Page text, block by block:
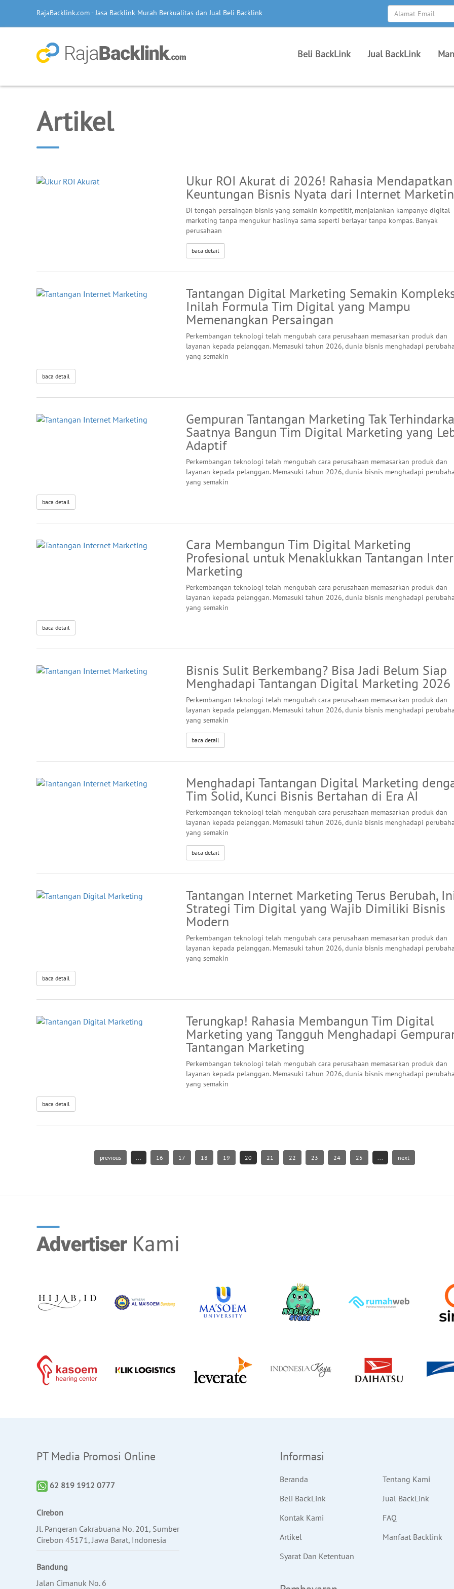
RajaBacklink.com - Jasa Backlink Murah Berkualitas dan Jual Beli Backlink
Beli BackLink Jual BackLink
Artikel
Ukur ROI Akurat di 2026! Rahasia Mendapatkan
Keuntungan Bisnis Nyata dari Internet
Di tengah persaingan bisnis yang semakin kompetitif, menjalankan kampanye digital
marketing tanpa mengukur hasilnya sama seperti berlayar tanpa kompas. Banyak
perusahaan
baca detail
Tantangan Digital Marketing Semakin
Inilah Formula Tim Digital yang Mampu
Memenangkan Persaingan
Perkembangan teknologi telah mengubah cara perusahaan memasarkan produk dan
layanan kepada pelanggan. Memasuki tahun 2026, dunia bisnis menghadapi
yang semakin
baca detail
Gempuran Tantangan Marketing Tak
Saatnya Bangun Tim Digital Marketing yang
Adaptif
Perkembangan teknologi telah mengubah cara perusahaan memasarkan produk dan
layanan kepada pelanggan. Memasuki tahun 2026, dunia bisnis menghadapi
yang semakin
baca detail
Cara Membangun Tim Digital Marketing
Profesional untuk Menaklukkan Tantangan
Marketing
Perkembangan teknologi telah mengubah cara perusahaan memasarkan produk dan
layanan kepada pelanggan. Memasuki tahun 2026, dunia bisnis menghadapi
yang semakin
baca detail
Bisnis Sulit Berkembang? Bisa Jadi Belum Siap
Menghadapi Tantangan Digital Marketing 2026
Perkembangan teknologi telah mengubah cara perusahaan memasarkan produk dan
layanan kepada pelanggan. Memasuki tahun 2026, dunia bisnis menghadapi
yang semakin
baca detail
Menghadapi Tantangan Digital Marketing
Tim Solid, Kunci Bisnis Bertahan di Era AI
Perkembangan teknologi telah mengubah cara perusahaan memasarkan produk dan
layanan kepada pelanggan. Memasuki tahun 2026, dunia bisnis menghadapi
yang semakin
baca detail
Tantangan Internet Marketing Terus Berubah,
Strategi Tim Digital yang Wajib Dimiliki Bisnis
Modern
Perkembangan teknologi telah mengubah cara perusahaan memasarkan produk dan
layanan kepada pelanggan. Memasuki tahun 2026, dunia bisnis menghadapi
yang semakin
baca detail
Terungkap! Rahasia Membangun Tim Digital
Marketing yang Tangguh Menghadapi
Tantangan Marketing
Perkembangan teknologi telah mengubah cara perusahaan memasarkan produk dan
layanan kepada pelanggan. Memasuki tahun 2026, dunia bisnis menghadapi
yang semakin
baca detail
previous ... 16 17 18 19 20 21 22 23 24 25 ... next
PT Media Promosi Online
62 819 1912 0777
Cirebon
Jl. Pangeran Cakrabuana No. 201, Sumber
Cirebon 45171, Jawa Barat, Indonesia
Bandung
Jalan Cimanuk No. 6
Informasi
Beranda
Tentang Kami
Beli BackLink
Jual BackLink
Kontak Kami
FAQ
Artikel
Manfaat Backlink
Syarat Dan Ketentuan